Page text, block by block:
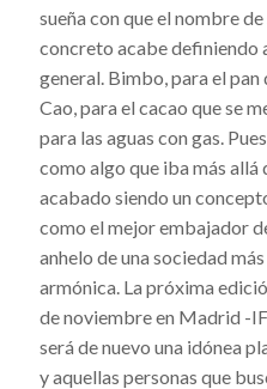
sueña con que el nombre
concreto acabe definiendo
general. Bimbo, para el pan
Cao, para el cacao que se
para las aguas con gas.
como algo que iba más
acabado siendo un
como el mejor embajador
anhelo de una sociedad
armónica. La próxima
de noviembre en Madrid -
será de nuevo una idónea
y aquellas personas que